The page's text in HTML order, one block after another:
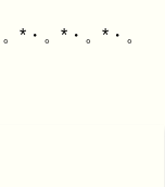
*・。*・。*・。